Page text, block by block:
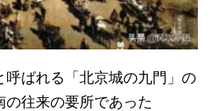
ばれる「北京城の九門」の
の往来の要所であった